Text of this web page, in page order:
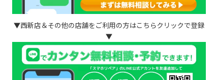
▼西新店＆その他の店舗をご利用の方はこちらクリックで登録
▼